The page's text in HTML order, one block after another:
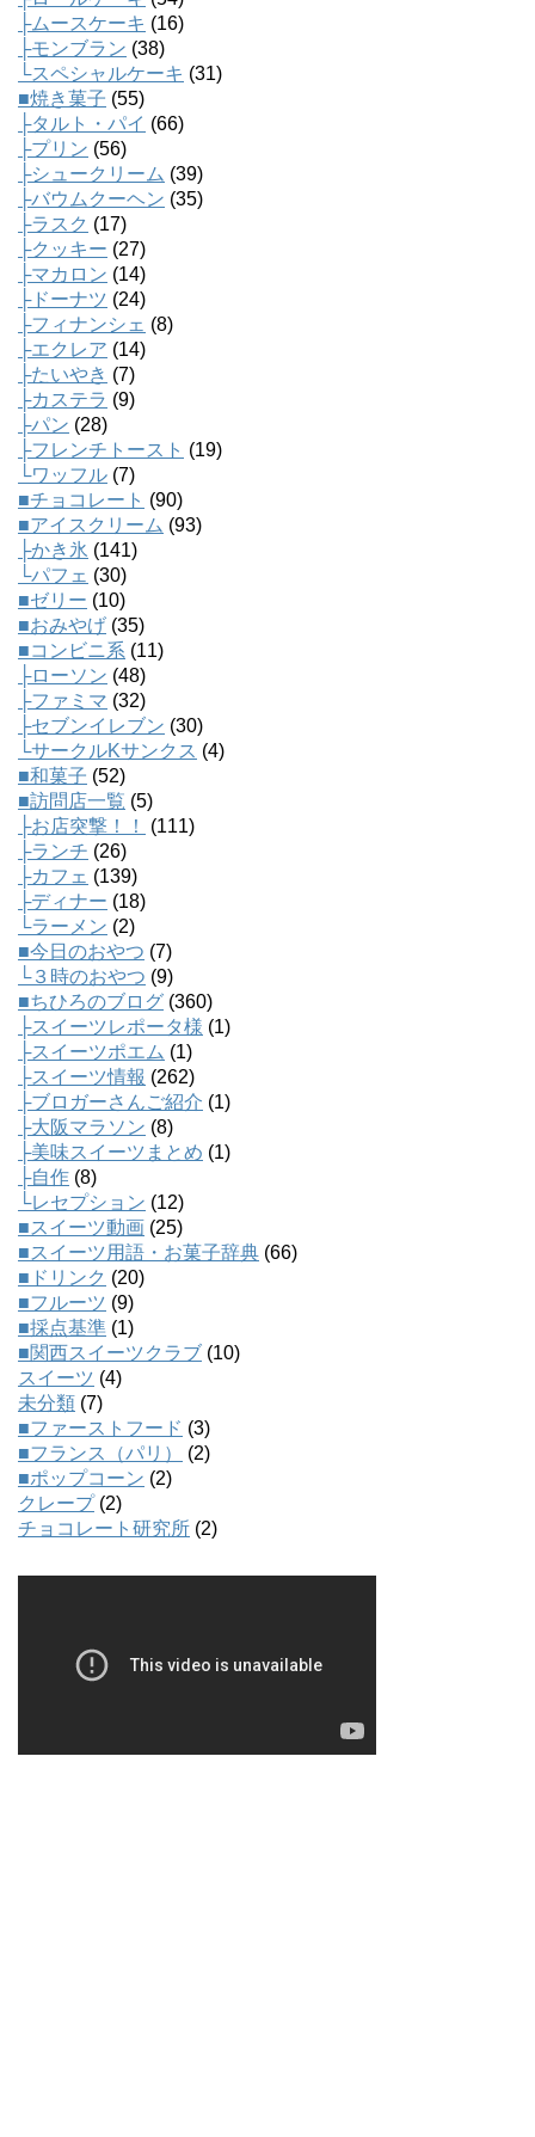
├ムースケーキ (16)
├モンブラン (38)
└スペシャルケーキ (31)
■焼き菓子 (55)
├タルト・パイ (66)
├プリン (56)
├シュークリーム (39)
├バウムクーヘン (35)
├ラスク (17)
├クッキー (27)
├マカロン (14)
├ドーナツ (24)
├フィナンシェ (8)
├エクレア (14)
├たいやき (7)
├カステラ (9)
├パン (28)
├フレンチトースト (19)
└ワッフル (7)
■チョコレート (90)
■アイスクリーム (93)
├かき氷 (141)
└パフェ (30)
■ゼリー (10)
■おみやげ (35)
■コンビニ系 (11)
├ローソン (48)
├ファミマ (32)
├セブンイレブン (30)
└サークルKサンクス (4)
■和菓子 (52)
■訪問店一覧 (5)
├お店突撃！！
(111)
├ランチ (26)
├カフェ (139)
├ディナー (18)
└ラーメン (2)
■今日のおやつ (7)
└３時のおやつ (9)
■ちひろのブログ (360)
├スイーツレポータ様 (1)
├スイーツポエム (1)
├スイーツ情報 (262)
├ブロガーさんご紹介 (1)
├大阪マラソン (8)
├美味スイーツまとめ (1)
├自作 (8)
└レセプション (12)
■スイーツ動画 (25)
■スイーツ用語・お菓子辞典 (66)
■ドリンク (20)
■フルーツ (9)
■採点基準 (1)
■関西スイーツクラブ (10)
スイーツ (4)
未分類 (7)
■ファーストフード (3)
■フランス（パリ）
(2)
■ポップコーン (2)
クレープ(2)
チョコレート研究所 (2)